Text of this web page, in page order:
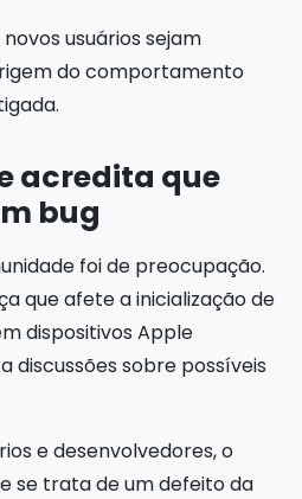
usuários sejam
do comportamento
acredita que
bug
foi de preocupação.
que afete a inicialização de
dispositivos Apple
discussões sobre possíveis
e desenvolvedores, o
se trata de um defeito da